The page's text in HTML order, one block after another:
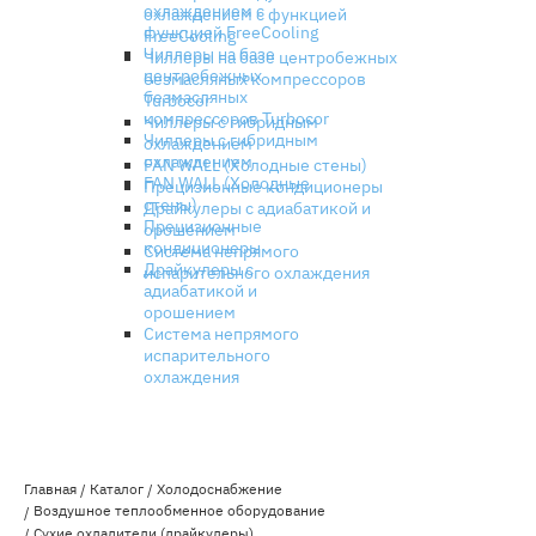
охлаждением с функцией
FreeCooling
Чиллеры на базе центробежных
безмасляных компрессоров
Turbocor
Чиллеры с гибридным
охлаждением
FAN WALL (Холодные стены)
Прецизионные кондиционеры
Драйкулеры с адиабатикой и
орошением
Система непрямого
испарительного охлаждения
охлаждением с
функцией FreeCooling
Чиллеры на базе
центробежных
безмасляных
компрессоров Turbocor
Чиллеры с гибридным
охлаждением
FAN WALL (Холодные
стены)
Прецизионные
кондиционеры
Драйкулеры с
адиабатикой и
орошением
Система непрямого
испарительного
охлаждения
Главная Каталог
Холодоснабжение
Воздушное теплообменное оборудование